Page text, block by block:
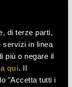
di terze parti,
servizi in linea
più o negare il
qui . Il
"Accetta tutti i